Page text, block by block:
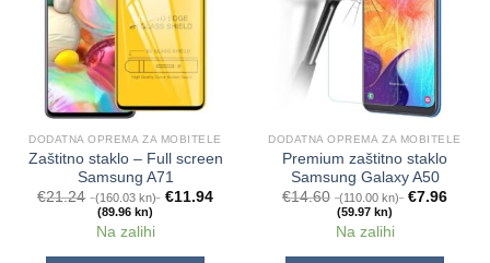
DODATNA OPREMA ZA MOBITELE
Zaštitno staklo – Full screen
Samsung A71
€21.24 (160.03 kn) €11.94
(89.96 kn)
Na zalihi
DODATNA OPREMA ZA MOBITELE
Premium zaštitno staklo
Samsung Galaxy A50
€14.60 (110.00 kn) €7.96
(59.97 kn)
Na zalihi